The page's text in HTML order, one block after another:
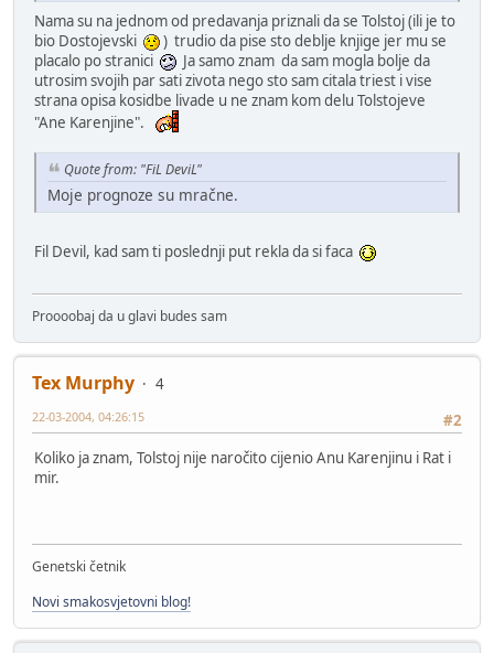
Nama su na jednom od predavanja priznali da se Tolstoj (ili je to
bio Dostojevski
) trudio da pise sto deblje knjige jer mu se
placalo po stranici
Ja samo znam da sam mogla bolje da
utrosim svojih par sati zivota nego sto sam citala triest i vise
strana opisa kosidbe livade u ne znam kom delu Tolstojeve
"Ane Karenjine".
Quote from: "FiL DeviL"
Moje prognoze su mračne.
Fil Devil, kad sam ti poslednji put rekla da si faca
Proooobaj da u glavi budes sam
Tex Murphy
4
#2
22-03-2004, 04:26:15
Koliko ja znam, Tolstoj nije naročito cijenio Anu Karenjinu i Rat i
mir.
Genetski četnik
Novi smakosvjetovni blog!